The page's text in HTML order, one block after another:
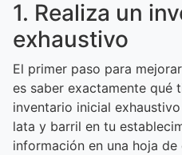
1. Realiza un
exhaustivo
El primer paso para
es saber exactamente qué
inventario inicial
lata y barril en tu
información en una hoja